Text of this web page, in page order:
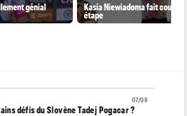
génial
Kasia Niewiadoma fait coup
étape
07/08
défis du Slovène Tadej Pogacar ?